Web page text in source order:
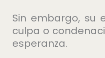
Sin embargo, su
culpa o
esperanza.